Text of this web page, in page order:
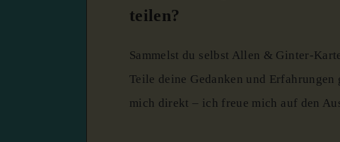
teilen?
Sammelst du selbst Allen & Ginter-
Teile deine Gedanken und
mich direkt – ich freue mich auf den